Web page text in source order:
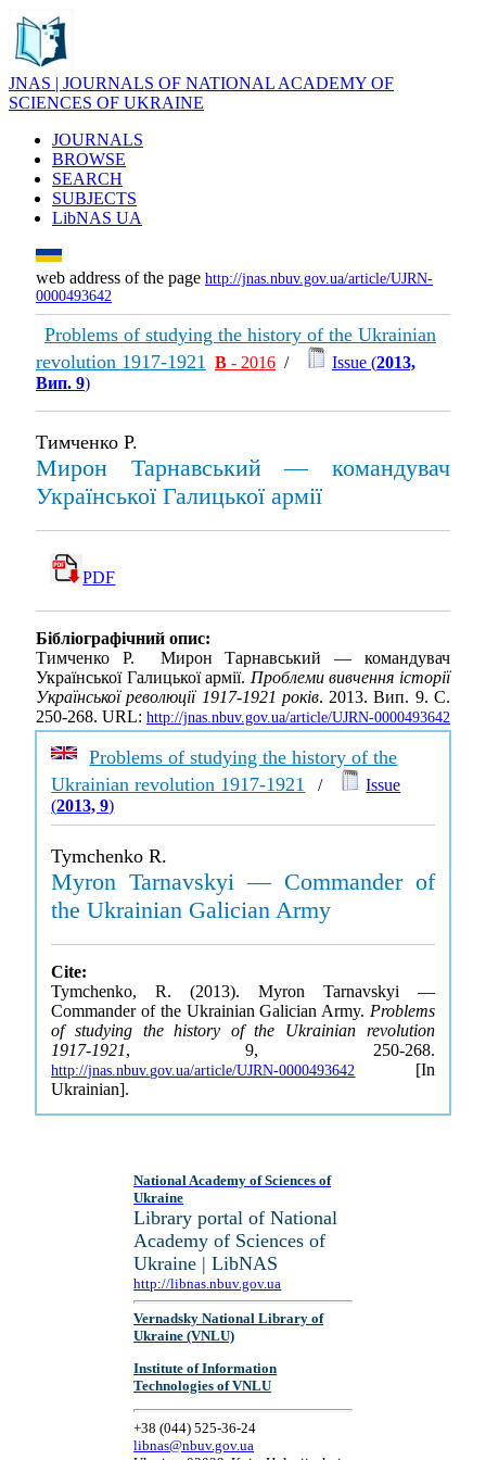
JNAS | JOURNALS OF NATIONAL ACADEMY OF
SCIENCES OF UKRAINE
JOURNALS
BROWSE
SEARCH
SUBJECTS
LibNAS UA
web address of the page http://jnas.nbuv.gov.ua/article/UJRN-
0000493642
Problems of studying the history of the Ukrainian
revolution 1917-1921 В - 2016 / Issue (2013,
Вип. 9)
Тимченко Р.
Мирон Тарнавський — командувач
Української Галицької армії
PDF
Бібліографічний опис:
Тимченко Р. Мирон Тарнавський — командувач
Української Галицької армії. Проблеми вивчення історії
Української революції 1917-1921 років. 2013. Вип. 9. С.
250-268. URL: http://jnas.nbuv.gov.ua/article/UJRN-0000493642
Problems of studying the history of the
Ukrainian revolution 1917-1921 /
Issue
(2013, 9)
Tymchenko R.
Myron Tarnavskyi — Commander of
the Ukrainian Galician Army
Cite:
Tymchenko, R. (2013). Myron Tarnavskyi —
Commander of the Ukrainian Galician Army. Problems
of studying the history of the Ukrainian revolution
1917-1921, 9, 250-268.
http://jnas.nbuv.gov.ua/article/UJRN-0000493642 [In
Ukrainian].
National Academy of Sciences of
Ukraine
Library portal of National
Academy of Sciences of
Ukraine | LibNAS
http://libnas.nbuv.gov.ua
Vernadsky National Library of
Ukraine (VNLU)
Institute of Information
Technologies of VNLU
+38 (044) 525-36-24
libnas@nbuv.gov.ua